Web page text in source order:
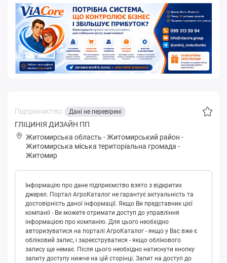
Підприємство: Дані не перевірені
ГЛІЦИНІЯ ДИЗАЙН ПП
Житомирська область -Житомирський район -
Житoмиpськa міська територіальна громада -
Житомир
Інформацію про дане підприємство взято з відкритих
джерел. Портал АгроКаталог не гарантує актуальність та
достовірність даної інформації. Якщо Ви представник цієї
компанії - Ви можете отримати доступ до управління
інформацією про компанію. Для цього необхідно
авторизуватися на порталі АгроКаталог - якщо у Вас вже є
обліковий запис, і зареєструватися - якщо облікового
запису ще немає. Після цього необхідно натиснути кнопку
запиту доступу нижче на цій сторінці. Запит на доступ до